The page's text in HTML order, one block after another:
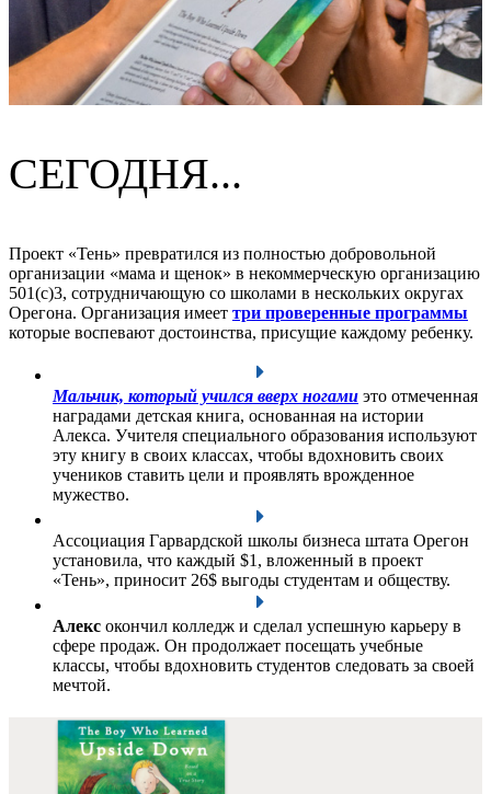
СЕГОДНЯ...
Проект «Тень» превратился из полностью добровольной
организации «мама и щенок» в некоммерческую организацию
501(c)3, сотрудничающую со школами в нескольких округах
Орегона. Организация имеет три проверенные программы
которые воспевают достоинства, присущие каждому ребенку.
Мальчик, который учился вверх ногами это отмеченная
наградами детская книга, основанная на истории
Алекса. Учителя специального образования используют
эту книгу в своих классах, чтобы вдохновить своих
учеников ставить цели и проявлять врожденное
мужество.
Ассоциация Гарвардской школы бизнеса штата Орегон
установила, что каждый $1, вложенный в проект
«Тень», приносит 26$ выгоды студентам и обществу.
Алекс окончил колледж и сделал успешную карьеру в
сфере продаж. Он продолжает посещать учебные
классы, чтобы вдохновить студентов следовать за своей
мечтой.